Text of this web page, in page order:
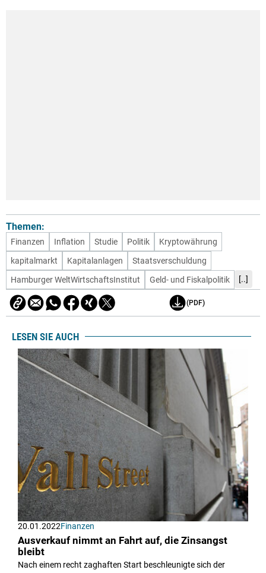
Themen:
Finanzen Inflation Studie Politik
Kryptowährung
kapitalmarkt
Kapitalanlagen
Staatsverschuldung
Hamburger WeltWirtschaftsInstitut
Geld- und Fiskalpolitik [..]
(PDF)
LESEN SIE AUCH
20.01.2022Finanzen
Ausverkauf nimmt an Fahrt auf, die Zinsangst
bleibt
Nach einem recht zaghaften Start beschleunigte sich der